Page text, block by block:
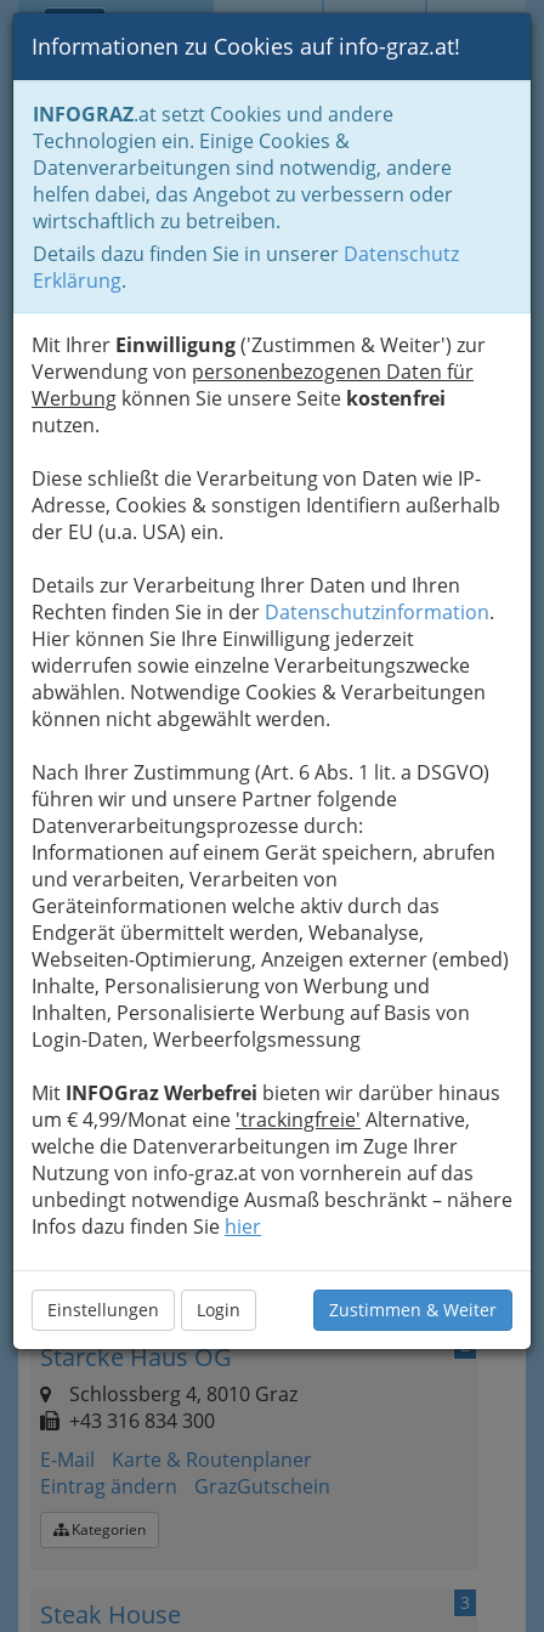
Suche Login Toggle
Informationen zu Cookies auf info-graz.at!
INFOGRAZ.at setzt Cookies und andere
Technologien ein. Einige Cookies &
Datenverarbeitungen sind notwendig, andere
helfen dabei, das Angebot zu verbessern oder
wirtschaftlich zu betreiben.
Details dazu finden Sie in unserer Datenschutz
Erklärung.
Mit Ihrer Einwilligung('Zustimmen & Weiter') zur
Verwendung von personenbezogenen Daten für
Werbung können Sie unsere Seite kostenfrei
nutzen.
Diese schließt die Verarbeitung von Daten wie IP-
Adresse, Cookies & sonstigen Identifiern außerhalb
der EU (u.a. USA) ein.
Details zur Verarbeitung Ihrer Daten und Ihren
Rechten finden Sie in der Datenschutzinformation.
Hier können Sie Ihre Einwilligung jederzeit
widerrufen sowie einzelne Verarbeitungszwecke
abwählen. Notwendige Cookies & Verarbeitungen
können nicht abgewählt werden.
Nach Ihrer Zustimmung (Art. 6 Abs. 1 lit. a DSGVO)
führen wir und unsere Partner folgende
Datenverarbeitungsprozesse durch:
Informationen auf einem Gerät speichern, abrufen
und verarbeiten, Verarbeiten von
Geräteinformationen welche aktiv durch das
Endgerät übermittelt werden, Webanalyse,
Webseiten-Optimierung, Anzeigen externer (embed)
Inhalte, Personalisierung von Werbung und
Inhalten, Personalisierte Werbung auf Basis von
Login-Daten, Werbeerfolgsmessung
Mit INFOGraz Werbefrei bieten wir darüber hinaus
um € 4,99/Monat eine 'trackingfreie' Alternative,
welche die Datenverarbeitungen im Zuge Ihrer
Nutzung von info-graz.at von vornherein auf das
unbedingt notwendige Ausmaß beschränkt – nähere
Infos dazu finden Sie hier
Einstellungen Login Zustimmen & Weiter
Home Branchen
Gastronomie - regional und international
Internationale Küche
Internationale Restaurants,
Küche - viele Länder der
Welt sind in Graz und
Umgebung vertreten
Wie grau und eintönig wäre die Stadt ohne ihre
zahlreichen Gäste aus anderen Kulturen! Die
kulturell-ethnische Vielfalt des Stadt-Lebens
spiegelt sich auch in unserer Gastronomie
wieder. Woher soll der Kochtopf kommen? -
Darfs spanisch sein mit Flamenco oder
griechisch mit Sirtaki? Japanisch mit oder ohne
Stäbchen? Gönnen Sie sich die reizvolle
Abwechslung!
Bezirksauswahl
Alle Bezirke
1
PRADA-RAMIREZ Gesellschaft m.b.H. -
Alte Poststraße 118, 8020 Graz
+43 316 586 342
+43 650 855 14 11
E-Mail
Karte & Routenplaner
Eintrag ändern
Kategorien
2
Starcke Haus OG
Schlossberg 4, 8010 Graz
+43 316 834 300
E-Mail
Karte & Routenplaner
Eintrag ändern
GrazGutschein
Kategorien
3
Steak House